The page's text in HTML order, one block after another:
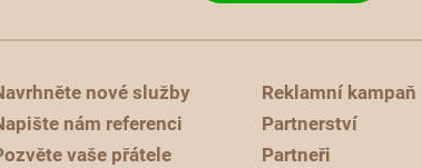
nové služby
nám referenci
vaše přátele
Reklamní kampaň
Partnerství
Partneři